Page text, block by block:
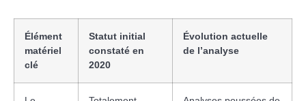
Élément
matériel
clé
Statut initial
constaté en
2020
Évolution actuelle
de l’analyse